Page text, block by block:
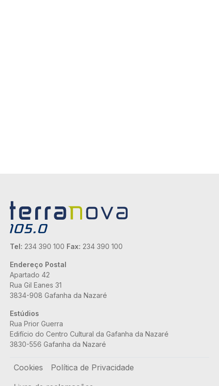
Tel: 234 390 100 Fax: 234 390 100
Endereço Postal
Apartado 42
Rua Gil Eanes 31
3834-908 Gafanha da Nazaré
Estúdios
Rua Prior Guerra
Edifício do Centro Cultural da Gafanha da Nazaré
3830-556 Gafanha da Nazaré
Rodapé
Cookies
Política de Privacidade